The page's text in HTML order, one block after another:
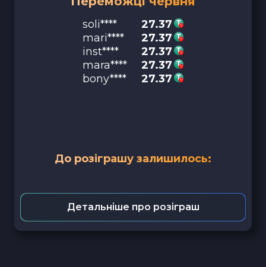
soli****
27.37
mari****
27.37
inst****
27.37
mara****
27.37
bony****
27.37
До розіграшу залишилось:
Детальніше про розіграш